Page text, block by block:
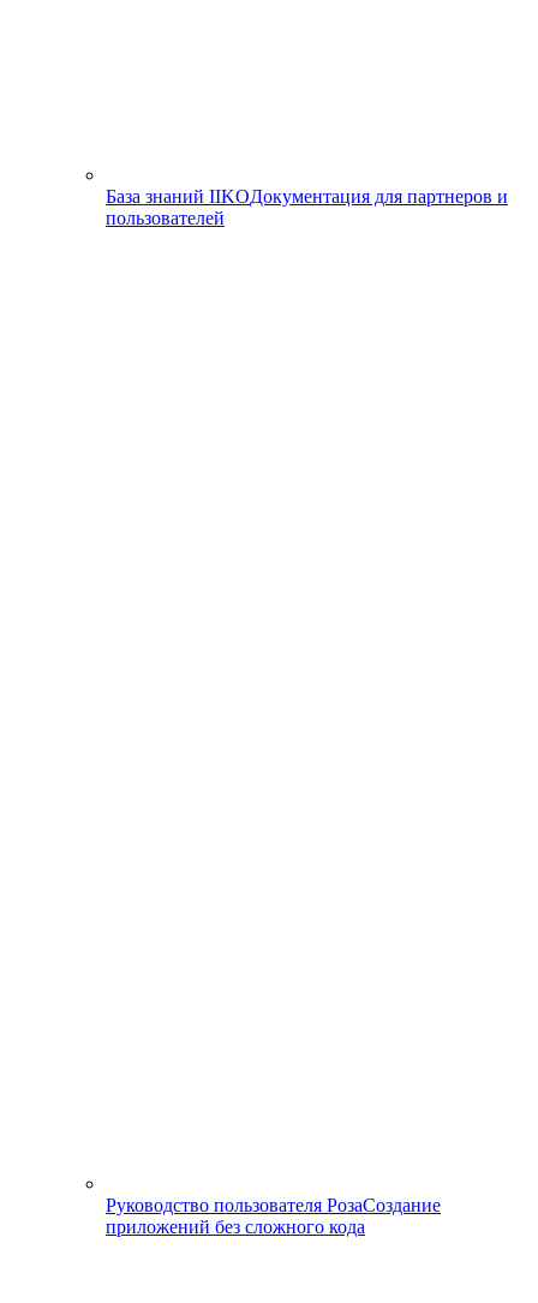
База знаний IIKOДокументация для партнеров и
пользователей
Руководство пользователя РозаСоздание
приложений без сложного кода